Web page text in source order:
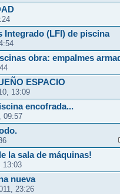
Integrado (LFI) de piscina
obra: empalmes
ESPACIO
13:09
encofrada...
09:57
la sala de máquinas!
13:03
nueva
23:26